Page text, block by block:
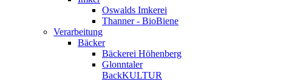
Oswalds Imkerei
Thanner - BioBiene
Verarbeitung
Bäcker
Bäckerei Höhenberg
Glonntaler
BackKULTUR